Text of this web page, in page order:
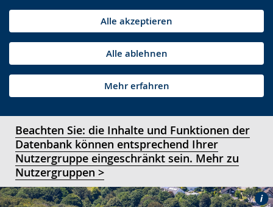
Alle akzeptieren
Alle ablehnen
Mehr erfahren
Beachten Sie: die Inhalte und Funktionen der
Datenbank können entsprechend Ihrer
Nutzergruppe eingeschränkt sein. Mehr zu
Nutzergruppen >